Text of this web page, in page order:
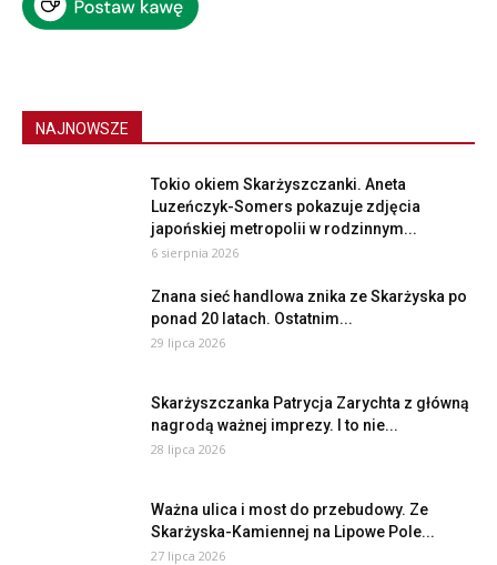
NAJNOWSZE
Tokio okiem Skarżyszczanki. Aneta
Luzeńczyk-Somers pokazuje zdjęcia
japońskiej metropolii w rodzinnym...
6 sierpnia 2026
Znana sieć handlowa znika ze Skarżyska po
ponad 20 latach. Ostatnim...
29 lipca 2026
Skarżyszczanka Patrycja Zarychta z główną
nagrodą ważnej imprezy. I to nie...
28 lipca 2026
Ważna ulica i most do przebudowy. Ze
Skarżyska-Kamiennej na Lipowe Pole...
27 lipca 2026